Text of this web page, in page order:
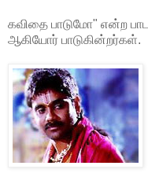
கவிதை பாடுமோ" என்ற
ஆகியோர் பாடுகின்றர்கள்.